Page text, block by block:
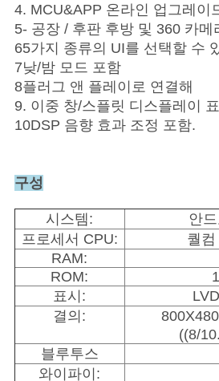
4. MCU&APP 온라인 업그레이
5- 공장 / 후판 후방 및 360 카메
65가지 종류의 UI를 선택할 수
7낮/밤 모드 포함
8플러그 앤 플레이로 연결해
9. 이중 창/스플릿 디스플레이
10DSP 음향 효과 조정 포함.
구성
시스템:
안
프로세서 CPU:
퀄컴
RAM:
ROM:
표시:
결의:
((8/
블루투스
와이파이: